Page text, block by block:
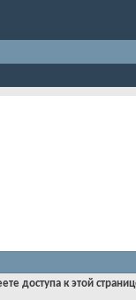
доступа к этой